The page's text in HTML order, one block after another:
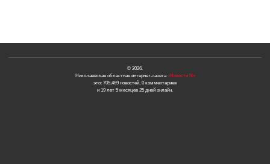
© 2026.
Николаевская областная интернет-газета«Новости N»
это: 705,469 новостей, 0 комментариев
и 19 лет 5 месяцев 25 дней онлайн.